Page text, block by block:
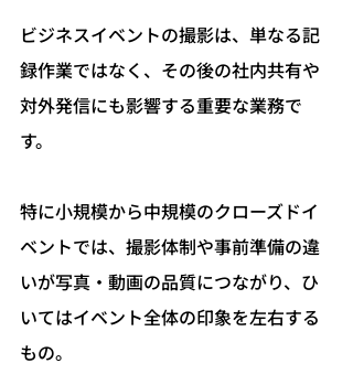
ビジネスイベントの撮影は、単なる記
録作業ではなく、その後の社内共有や
対外発信にも影響する重要な業務で
す。
特に小規模から中規模のクローズドイ
ベントでは、撮影体制や事前準備の違
いが写真・動画の品質につながり、ひ
いてはイベント全体の印象を左右する
もの。